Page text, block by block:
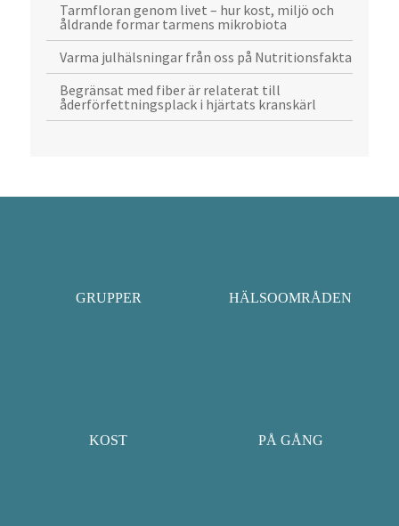
Tarmfloran genom livet – hur kost, miljö och
åldrande formar tarmens mikrobiota
Varma julhälsningar från oss på Nutritionsfakta
Begränsat med fiber är relaterat till
åderförfettningsplack i hjärtats kranskärl
GRUPPER HÄLSOOMRÅDEN
KOST PÅ GÅNG